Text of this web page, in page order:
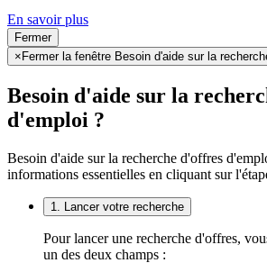
En savoir plus
Fermer
× Fermer la fenêtre Besoin d'aide sur la
Besoin d'aide sur la
d'emploi ?
Besoin d'aide sur la recherche d'offres
informations essentielles en cliquant sur
1. Lancer votre recherche
Pour lancer une recherche d'offres,
un des deux champs :